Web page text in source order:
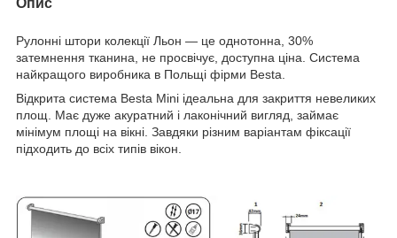
Рулонні штори колекції Льон — це однотонна, 30%
затемнення тканина, не просвічує, доступна ціна. Система
найкращого виробника в Польщі фірми Besta.
Відкрита система Besta Mini ідеальна для закриття невеликих
площ. Має дуже акуратний і лаконічний вигляд, займає
мінімум площі на вікні. Завдяки різним варіантам фіксації
підходить до всіх типів вікон.